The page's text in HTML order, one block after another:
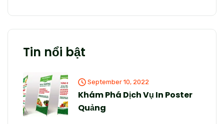
Tin nổi bật
September 10, 2022
Khám Phá Dịch Vụ In Poster
Quảng